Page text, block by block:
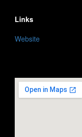
Links
Website